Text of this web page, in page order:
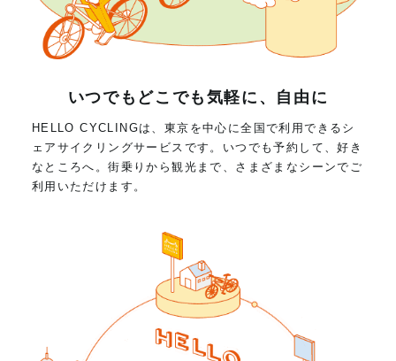
いつでもどこでも気軽に、自由に
HELLO CYCLINGは、東京を中心に全国で利用できるシ
ェアサイクリングサービスです。いつでも予約して、好き
なところへ。街乗りから観光まで、さまざまなシーンでご
利用いただけます。